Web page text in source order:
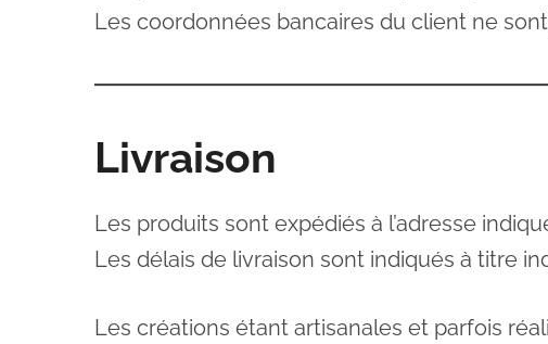
Les coordonnées bancaires du client ne sont
Livraison
Les produits sont expédiés à l’adresse
Les délais de livraison sont indiqués à titre
Les créations étant artisanales et parfois